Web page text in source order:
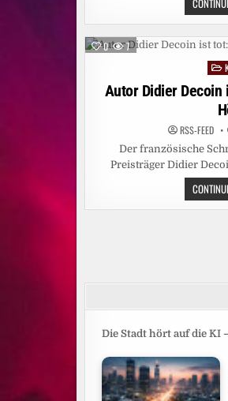
0 7
in
Autor Didier
RSS-FEED
Der französische
Preisträger Didier
Die Stadt hört auf die KI